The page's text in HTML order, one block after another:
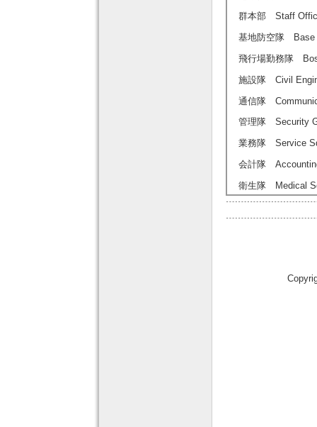
群本部 Staff
基地防空隊 Base
飛行場勤務隊
施設隊 Civil
通信隊
管理隊 Security
業務隊 Service
会計隊
衛生隊 Medical